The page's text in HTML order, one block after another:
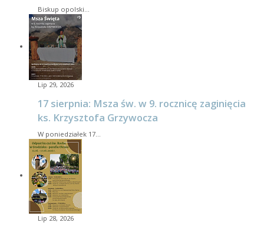
Biskup opolski…
Lip 29, 2026
17 sierpnia: Msza św. w 9. rocznicę zaginięcia
ks. Krzysztofa Grzywocza
W poniedziałek 17…
Lip 28, 2026